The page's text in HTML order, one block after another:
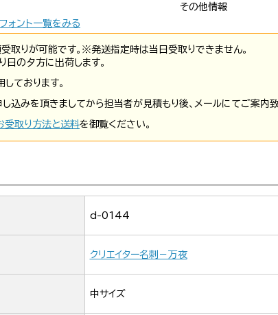
その他情報
フォント一覧をみる
取りが可能です。※発送指定時は当日受取りできません。
の夕方に出荷します。
ております。
込みを頂きましてから担当者が見積もり後、メールにてご案内致
受取り方法と送料を御覧ください。
d-0144
クリエイター名刺－万夜
中サイズ